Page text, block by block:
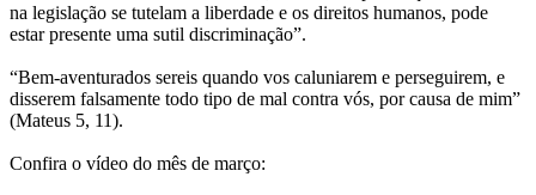
na legislação se tutelam a liberdade e os direitos humanos, pode
estar presente uma sutil discriminação”.
“Bem-aventurados sereis quando vos caluniarem e perseguirem, e
disserem falsamente todo tipo de mal contra vós, por causa de mim”
(Mateus 5, 11).
Confira o vídeo do mês de março: